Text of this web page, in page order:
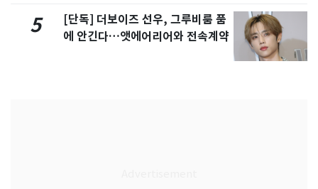
5
[단독] 더보이즈 선우, 그루비룸 품
에 안긴다…앳에어리어와 전속계약